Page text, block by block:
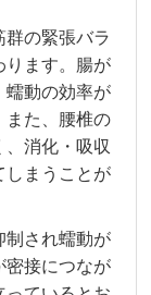
の緊張バラ
ります。腸が
蠕動の効率が
また、腰椎の
、消化・吸収
しまうことが
制され蠕動が
密接につなが